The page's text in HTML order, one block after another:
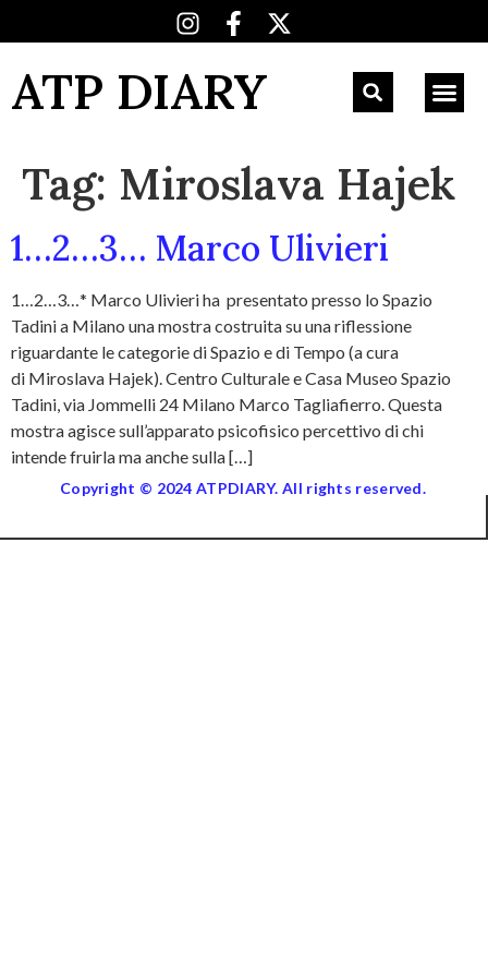
ATP DIARY
Tag: Miroslava Hajek
1…2…3… Marco Ulivieri
1…2…3…* Marco Ulivieri ha presentato presso lo Spazio
Tadini a Milano una mostra costruita su una riflessione
riguardante le categorie di Spazio e di Tempo (a cura
di Miroslava Hajek). Centro Culturale e Casa Museo Spazio
Tadini, via Jommelli 24 Milano Marco Tagliafierro. Questa
mostra agisce sull’apparato psicofisico percettivo di chi
intende fruirla ma anche sulla […]
Copyright © 2024 ATPDIARY. All rights reserved.